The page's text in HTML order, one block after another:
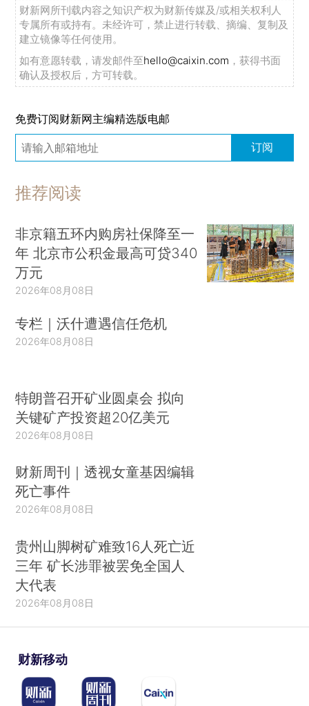
财新网所刊载内容之知识产权为财新传媒及/或相关权利人
专属所有或持有。未经许可，禁止进行转载、摘编、复制及
建立镜像等任何使用。
如有意愿转载，请发邮件至hello@caixin.com ，获得书面
确认及授权后，方可转载。
免费订阅财新网主编精选版电邮
订阅
推荐阅读
非京籍五环内购房社保降至一
年 北京市公积金最高可贷340
万元
2026年08月08日
专栏｜沃什遭遇信任危机
2026年08月08日
特朗普召开矿业圆桌会 拟向
关键矿产投资超20亿美元
2026年08月08日
财新周刊｜透视女童基因编辑
死亡事件
2026年08月08日
贵州山脚树矿难致16人死亡近
三年 矿长涉罪被罢免全国人
大代表
2026年08月08日
财新移动